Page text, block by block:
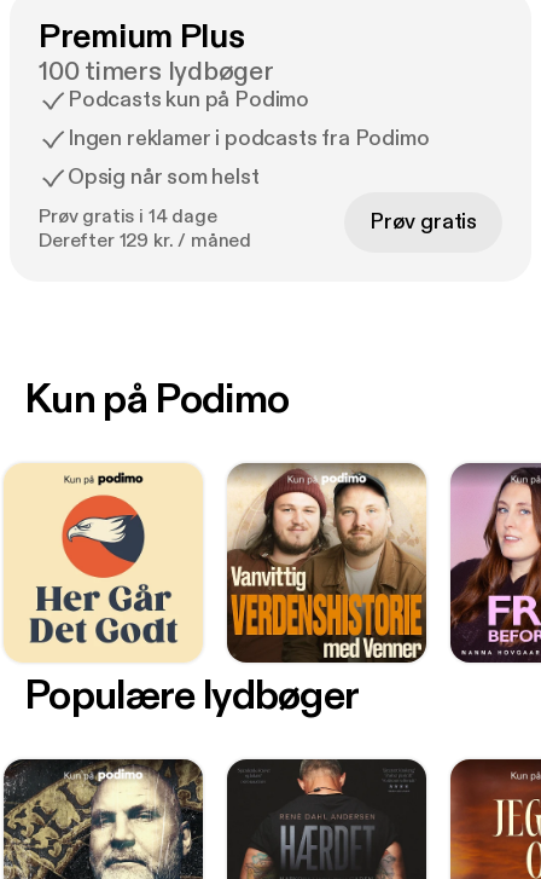
Premium Plus
100 timers lydbøger
Podcasts kun på Podimo
Ingen reklamer i podcasts fra Podimo
Opsig når som helst
Prøv gratis i 14 dage
Derefter 129 kr. / måned
Prøv gratis
Kun på Podimo
Populære lydbøger